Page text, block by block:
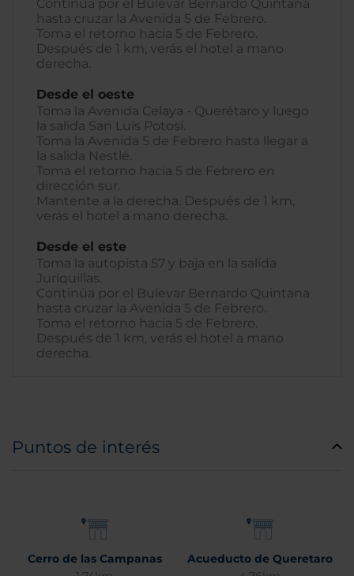
Continúa por el Bulevar Bernardo Quintana
hasta cruzar la Avenida 5 de Febrero.
Toma el retorno hacia 5 de Febrero.
Después de 1 km, verás el hotel a mano
derecha.
Desde el oeste
Toma la Avenida Celaya - Querétaro y luego
la salida San Luis Potosí.
Toma la Avenida 5 de Febrero hasta llegar a
la salida Nestlé.
Toma el retorno hacia 5 de Febrero en
dirección sur.
Mantente a la derecha. Después de 1 km,
verás el hotel a mano derecha.
Desde el este
Toma la autopista 57 y baja en la salida
Juriquillas.
Continúa por el Bulevar Bernardo Quintana
hasta cruzar la Avenida 5 de Febrero.
Toma el retorno hacia 5 de Febrero.
Después de 1 km, verás el hotel a mano
derecha.
Puntos de interés
Cerro de las Campanas
Acueducto de Queretaro